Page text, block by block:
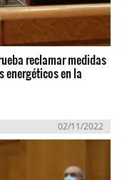
reclamar medidas
energéticos en la
02/11/2022